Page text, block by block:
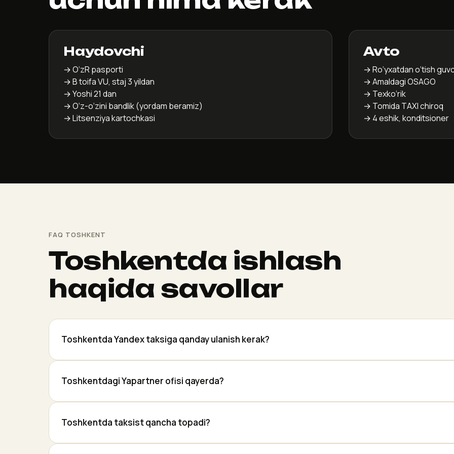
Haydovchi
→ O‘zR pasporti
→ B toifa VU, staj 3 yildan
→ Yoshi 21 dan
→ O‘z-o‘zini bandlik (yordam beramiz)
→ Litsenziya kartochkasi
Avto
→ Ro‘yxatdan o‘tish
→ Amaldagi OSAGO
→ Texko‘rik
→ Tomida TAXI chiroq
→ 4 eshik, konditsioner
FAQ TOSHKENT
Toshkentda ishlash
haqida savollar
Toshkentda Yandex taksiga qanday ulanish kerak?
Toshkentdagi Yapartner ofisi qayerda?
Toshkentda taksist qancha topadi?